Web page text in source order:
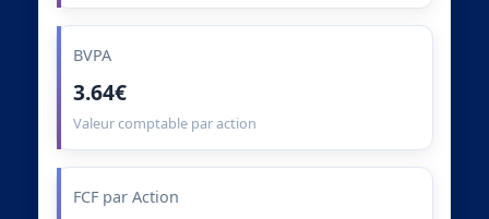
BVPA
3.64€
Valeur comptable par action
FCF par Action